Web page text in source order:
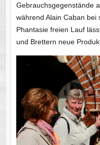
Gebrauchsgegenstände
während Alain Caban bei
Phantasie freien Lauf
und Brettern neue